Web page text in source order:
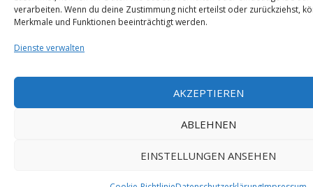
verarbeiten. Wenn du deine Zustimmung nicht erteilst oder zurückziehst,
Merkmale und Funktionen beeinträchtigt werden.
Dienste verwalten
AKZEPTIEREN
ABLEHNEN
EINSTELLUNGEN ANSEHEN